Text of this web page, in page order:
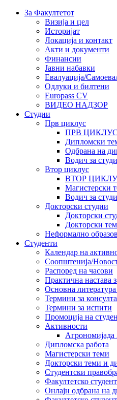
За Факултетот
Визија и цел
Историјат
Локација и контакт
Акти и документи
Финансии
Јавни набавки
Евалуација/
Одлуки и билтени
Europass CV
ВИДЕО НАДЗОР
Студии
Прв циклус
ПРВ
Дипломски
Одбрана на
Водич за
Втор циклус
ВТОР
Магистерски
Водич за
Докторски студии
Докторски
Докторски
Неформално
Студенти
Календар на
Соопштенија/
Распоред на часови
Практична настава
Основна
Термини за
Термини за испити
Промоција на
Активности
Агрономијада
Дипломска работа
Магистерски теми
Докторски теми и
Студентски
Факултетско
Онлајн одбрана на